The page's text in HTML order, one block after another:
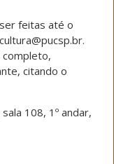
feitas até o
completo,
citando o
108, 1º andar,